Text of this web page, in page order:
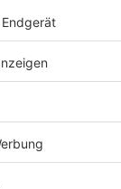
mit Raz el
geben und
entkernen
in
nochmal